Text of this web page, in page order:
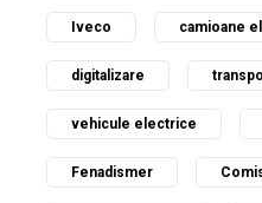
Iveco camioane
digitalizare
vehicule electrice
Fenadismer